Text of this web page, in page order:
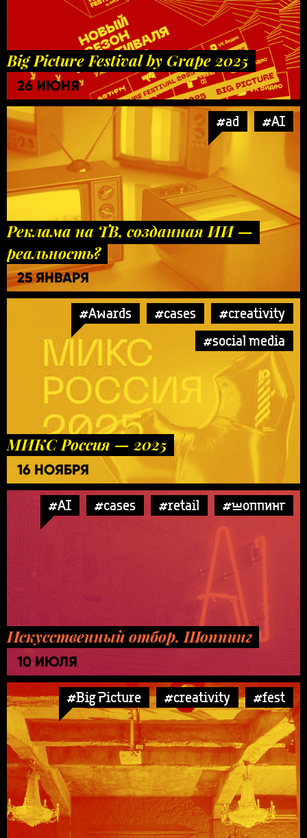
Big Picture Festival by Grape 2025
26 ИЮНЯ
#ad #AI
Реклама на ТВ, созданная ИИ —
реальность?
25 ЯНВАРЯ
#Awards #cases
#creativity
#social media
МИКС Россия — 2025
16 НОЯБРЯ
#AI #cases #retail #шоппинг
Искусственный отбор. Шоппинг
10 ИЮЛЯ
#Big Picture #creativity #fest